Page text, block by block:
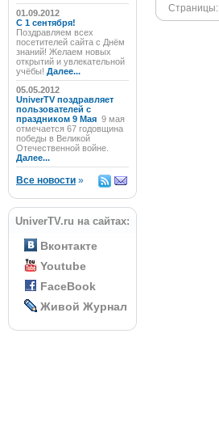
01.09.2012
C 1 сентября!
Поздравляем всех
посетителей сайта с Днём
знаний! Желаем новых
открытий и увлекательной
учёбы! Далее...
05.05.2012
UniverTV поздравляет
пользователей с
праздником 9 Мая 9 мая
отмечается 67 годовщина
победы в Великой
Отечественной войне.
Далее...
Все новости »
UniverTV.ru на сайтах:
Вконтакте
Youtube
FaceBook
Живой Журнал
Страницы: